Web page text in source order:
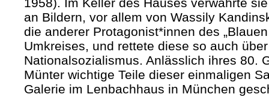
1958). Im Keller des Hauses verwahrte
an Bildern, vor allem von Wassily
die anderer Protagonist*innen des
Umkreises, und rettete diese so auch
Nationalsozialismus. Anlässlich ihres 80.
Münter wichtige Teile dieser einmaligen
Galerie im Lenbachhaus in München